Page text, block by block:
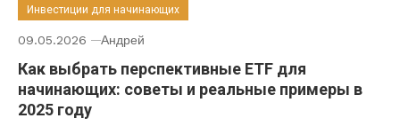
Инвестиции для начинающих
09.05.2026 Андрей
Как выбрать перспективные ETF для
начинающих: советы и реальные примеры в
2025 году